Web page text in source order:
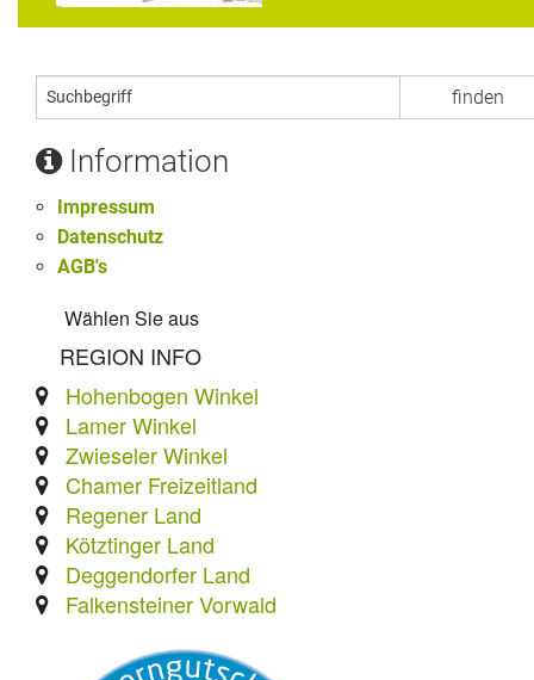
Information
Impressum
Datenschutz
AGB's
Wählen Sie aus
REGION INFO
Hohenbogen Winkel
Lamer Winkel
Zwieseler Winkel
Chamer Freizeitland
Regener Land
Kötztinger Land
Deggendorfer Land
Falkensteiner Vorwald